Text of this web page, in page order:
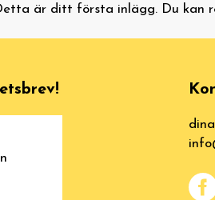
är ditt första inlägg. Du kan